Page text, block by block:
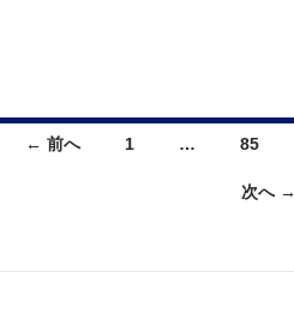
ー
← 前へ 1 … 85
次へ →